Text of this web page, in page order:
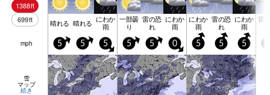
1388ft
699ft 晴れる 晴れる にわか
雨
一部曇
り
雷の恐
れ
にわか
雨
にわか
雨
雷の恐
れ
にわか
雨
雷
mph 5 5 5 5 5 0 5 5 5
雪
マップ
続き